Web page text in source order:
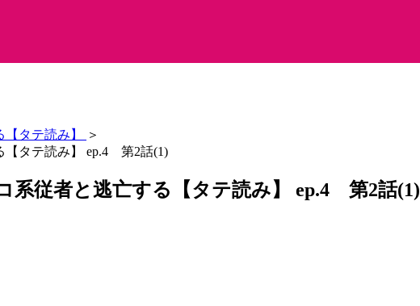
タテ読み】
＞
【タテ読み】 ep.4 第2話(1)
系従者と逃亡する【タテ読み】 ep.4 第2話(1)